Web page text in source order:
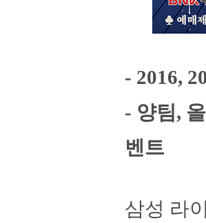
- 2016,
- 양팀,
벤트
삼성 라